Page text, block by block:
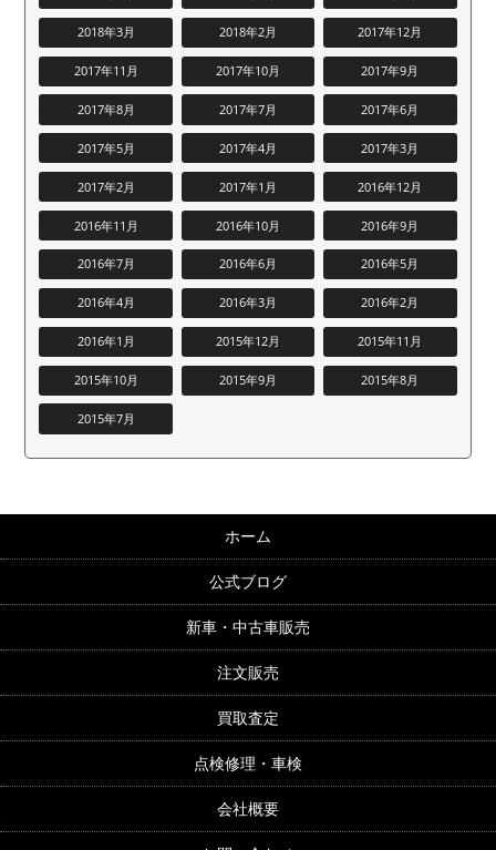
2018年3月 2018年2月 2017年12月
2017年11月 2017年10月 2017年9月
2017年8月 2017年7月 2017年6月
2017年5月 2017年4月 2017年3月
2017年2月 2017年1月 2016年12月
2016年11月 2016年10月 2016年9月
2016年7月 2016年6月 2016年5月
2016年4月 2016年3月 2016年2月
2016年1月 2015年12月 2015年11月
2015年10月 2015年9月 2015年8月
2015年7月
ホーム
公式ブログ
新車・中古車販売
注文販売
買取査定
点検修理・車検
会社概要